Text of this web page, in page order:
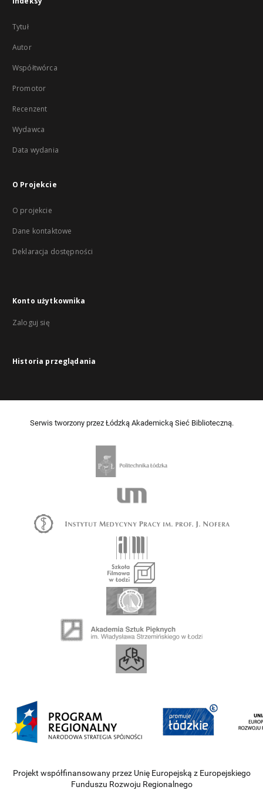
Tytuł
Autor
Współtwórca
Promotor
Recenzent
Wydawca
Data wydania
O Projekcie
O projekcie
Dane kontaktowe
Deklaracja dostępności
Konto użytkownika
Zaloguj się
Historia przeglądania
Serwis tworzony przez Łódzką Akademicką Sieć Biblioteczną.
Projekt współfinansowany przez Unię Europejską z Europejskiego
Funduszu Rozwoju Regionalnego